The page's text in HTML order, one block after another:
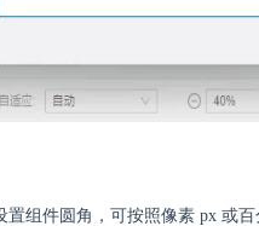
组件圆角，可按照像素 px 或